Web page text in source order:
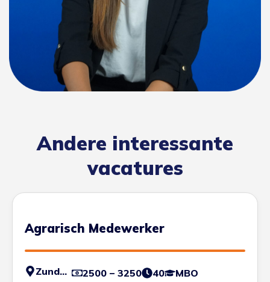
Andere interessante
vacatures
Agrarisch Medewerker
Zundert 2500 – 3250 40
MBO